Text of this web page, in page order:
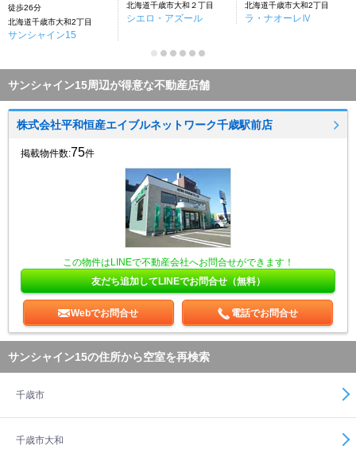
徒歩26分
北海道千歳市大和2丁目
サンシャイン15
北海道千歳市大和２丁目
シエロ・アズール
北海道千歳市大和2丁目
ラ・ナオーレⅣ
サンシャイン15周辺が得意な不動産店舗
株式会社平和恒産エイブルネットワーク千歳駅前店
掲載物件数:75件
この物件はLINEで不動産会社へお問合せができます！
友だち追加してLINEでお問合せ（無料）
Webでお問合せ 電話でお問合せ
サンシャイン15の住所から空室を再検索
千歳市
千歳市大和